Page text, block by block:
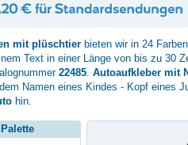
mit plüschtierbieten wir in 24
Text in einer Länge von bis zu 30
22485. Autoaufkleber mit
Namen eines Kindes - Kopf eines
hin.